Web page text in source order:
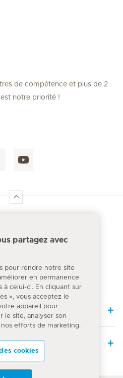
de compétence et plus de 2
notre priorité !
partagez avec
pour rendre notre site
en permanence
à celui-ci. En cliquant sur
», vous acceptez le
appareil pour
le site, analyser son
efforts de marketing.
cookies